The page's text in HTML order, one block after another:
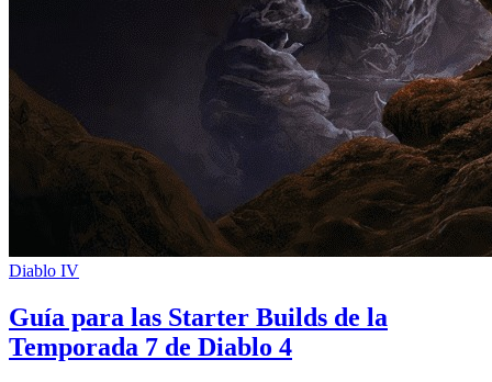
Diablo IV
Guía para las Starter Builds de la
Temporada 7 de Diablo 4